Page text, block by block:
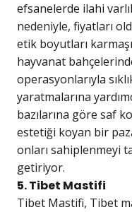
efsanelerde ilahi
nedeniyle, fiyatları
etik boyutları
hayvanat
operasyonlarıyla
yaratmalarına
bazılarına göre saf
estetiği koyan bir
onları sahiplenmeyi
getiriyor.
5. Tibet Mastifi
Tibet Mastifi, Tibet